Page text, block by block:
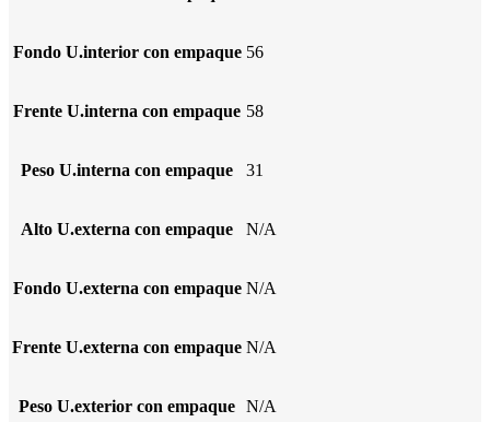
Fondo U.interior con empaque 56
Frente U.interna con empaque 58
Peso U.interna con empaque 31
Alto U.externa con empaque N/A
Fondo U.externa con empaque N/A
Frente U.externa con empaque N/A
Peso U.exterior con empaque N/A